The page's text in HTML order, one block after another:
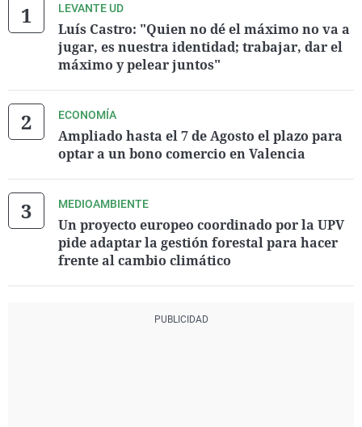
LEVANTE UD
Luís Castro: "Quien no dé el máximo no va a
jugar, es nuestra identidad; trabajar, dar el
máximo y pelear juntos"
ECONOMÍA
Ampliado hasta el 7 de Agosto el plazo para
optar a un bono comercio en Valencia
MEDIOAMBIENTE
Un proyecto europeo coordinado por la UPV
pide adaptar la gestión forestal para hacer
frente al cambio climático